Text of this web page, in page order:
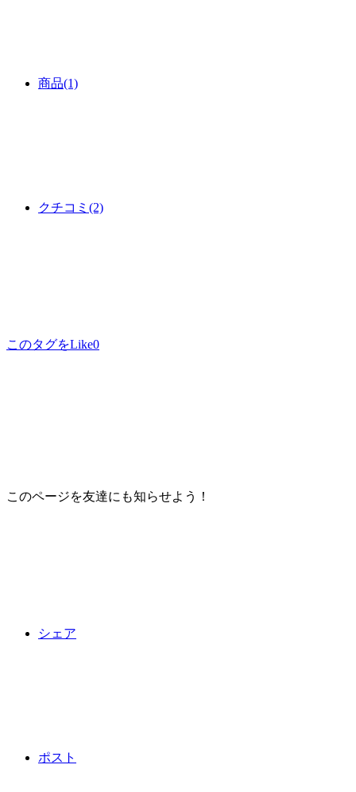
商品(1)
クチコミ (2)
このタグをLike0
このページを友達にも知らせよう！
シェア
ポスト